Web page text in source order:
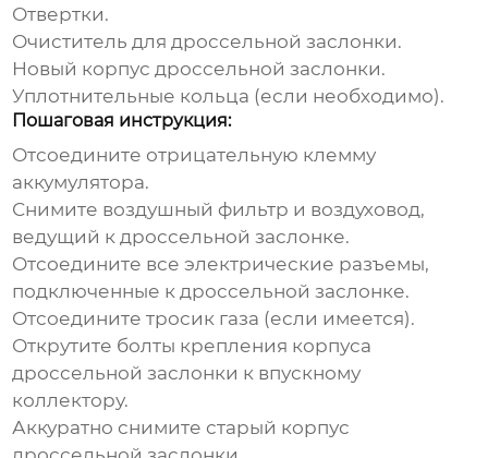
Отвертки.
Очиститель для дроссельной заслонки.
Новый корпус дроссельной заслонки.
Уплотнительные кольца (если необходимо).
Пошаговая инструкция:
Отсоедините отрицательную клемму
аккумулятора.
Снимите воздушный фильтр и воздуховод,
ведущий к дроссельной заслонке.
Отсоедините все электрические разъемы,
подключенные к дроссельной заслонке.
Отсоедините тросик газа (если имеется).
Открутите болты крепления корпуса
дроссельной заслонки к впускному
коллектору.
Аккуратно снимите старый корпус